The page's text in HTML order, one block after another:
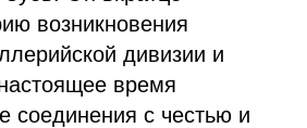
возникновения
дивизии и
время
соединения с честью и